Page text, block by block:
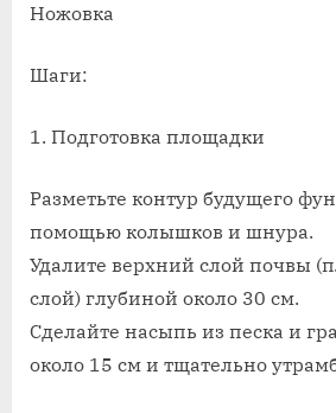
Ножовка
Шаги:
1. Подготовка площадки
Разметьте контур будущего
помощью колышков и шнура.
Удалите верхний слой почвы
слой) глубиной около 30 см.
Сделайте насыпь из песка и
около 15 см и тщательно